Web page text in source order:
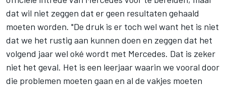
dat wil niet zeggen dat er geen resultaten gehaald
moeten worden. "De druk is er toch wel want het is niet
dat we het rustig aan kunnen doen en zeggen dat het
volgend jaar wel oké wordt met Mercedes. Dat is zeker
niet het geval. Het is een leerjaar waarin we vooral door
die problemen moeten gaan en al de vakjes moeten